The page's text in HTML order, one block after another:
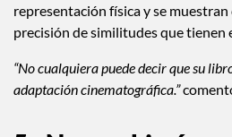
representación física y se
precisión de similitudes que tienen
“No cualquiera puede decir que su
adaptación cinematográfica.”